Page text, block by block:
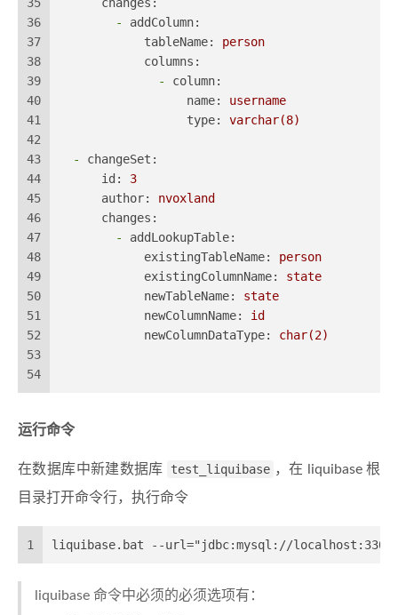
36
37
38
39
40
41
42
43
44
45
46
47
48
49
50
51
52
53
54
-
addColumn:
tableName:
person
columns:
-
column:
name:
username
type:
varchar(8)
-
changeSet:
id:
3
author:
nvoxland
changes:
-
addLookupTable:
existingTableName:
person
existingColumnName:
state
newTableName:
state
newColumnName:
id
newColumnDataType:
char(2)
运行命令
在数据库中新建数据库 test_liquibase ，在 liquibase 根
目录打开命令行，执行命令
1 liquibase.bat --url="jdbc:mysql://localhost:3306/
liquibase 命令中必须的必须选项有：